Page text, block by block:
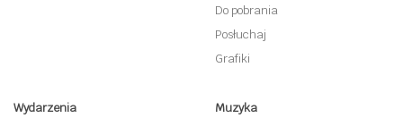
Do pobrania
Posłuchaj
Grafiki
Wydarzenia Muzyka